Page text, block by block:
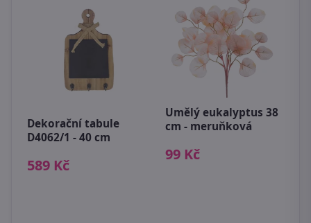
Dekorační tabule
D4062/1 - 40 cm
589 Kč
Umělý eukalyptus 38
cm - meruňková
99 Kč